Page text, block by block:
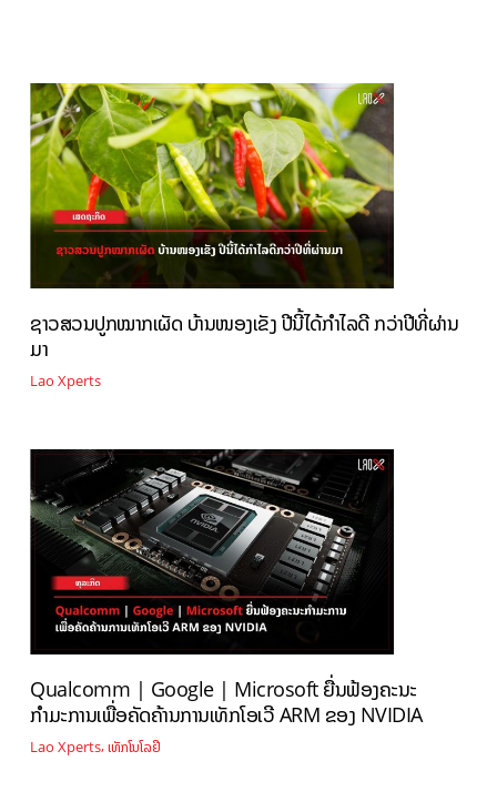
ຊາວສວນປູກໝາກເຜັດ ບ້ານໜອງເຂັງ ປີນີ້ໄດ້ກໍາໄລດີ ກວ່າປີທີ່ຜ່ານ
ມາ
Lao Xperts
Qualcomm | Google | Microsoft ຍື່ນຟ້ອງຄະນະ
ກຳມະການເພື່ອຄັດຄ້ານການເທັກໂອເວີ ARM ຂອງ NVIDIA
Lao Xperts,ເທັກໂນໂລຢີ